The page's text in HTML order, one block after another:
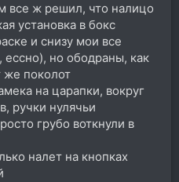
все ж решил, что налицо
установка в бокс
и снизу мои все
но ободраны, как
же поколот
на царапки, вокруг
ручки нулячьи
грубо воткнули в
налет на кнопках